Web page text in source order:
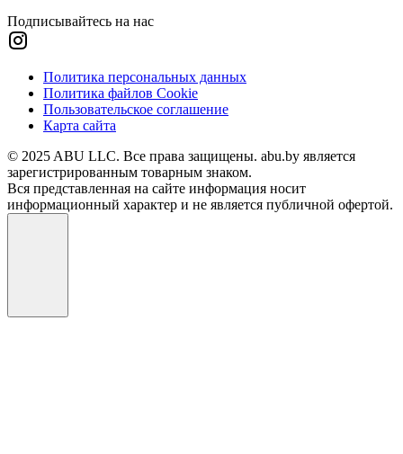
Подписывайтесь на нас
Политика персональных данных
Политика файлов Cookie
Пользовательское соглашение
Карта сайта
© 2025 ABU LLC. Все права защищены. abu.by является
зарегистрированным товарным знаком.
Вся представленная на сайте информация носит
информационный характер и не является публичной офертой.